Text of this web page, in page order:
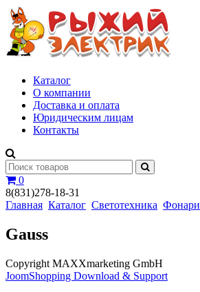
Каталог
О компании
Доставка и оплата
Юридическим лицам
Контакты
0
8(831)278-18-31
Главная Каталог Светотехника Фонари
Gauss
Copyright MAXXmarketing GmbH
JoomShopping Download & Support